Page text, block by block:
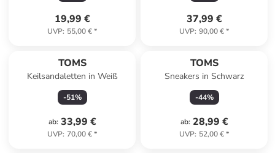
19,99 €
UVP: 55,00 €*
37,99 €
UVP: 90,00 €*
TOMS
Keilsandaletten in Weiß
-51%
ab: 33,99 €
UVP: 70,00 €*
TOMS
Sneakers in Schwarz
-44%
ab: 28,99 €
UVP: 52,00 €*